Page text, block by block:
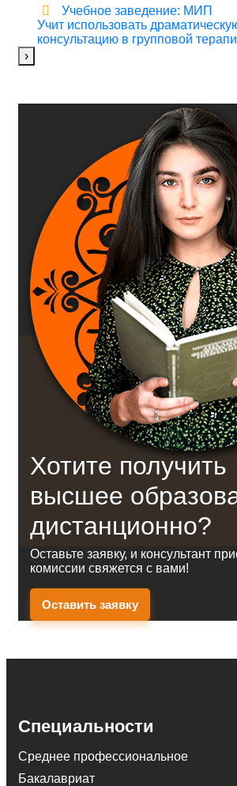
Учебное заведение: МИП
Учит использовать
консультацию в групповой
›
Хотите получить
высшее
дистанционно?
Оставьте заявку, и консультант
комиссии свяжется с вами!
Оставить заявку
Специальности
Среднее профессиональное
Бакалавриат